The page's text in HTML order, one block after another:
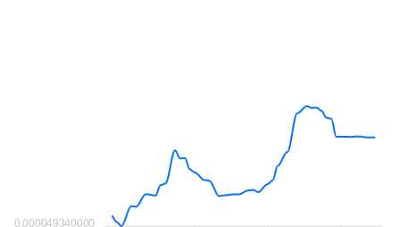
0.000049340000